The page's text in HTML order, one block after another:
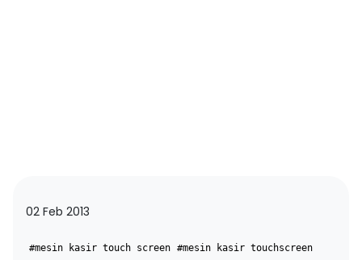
02 Feb 2013
#mesin kasir touch screen #mesin kasir touchscreen